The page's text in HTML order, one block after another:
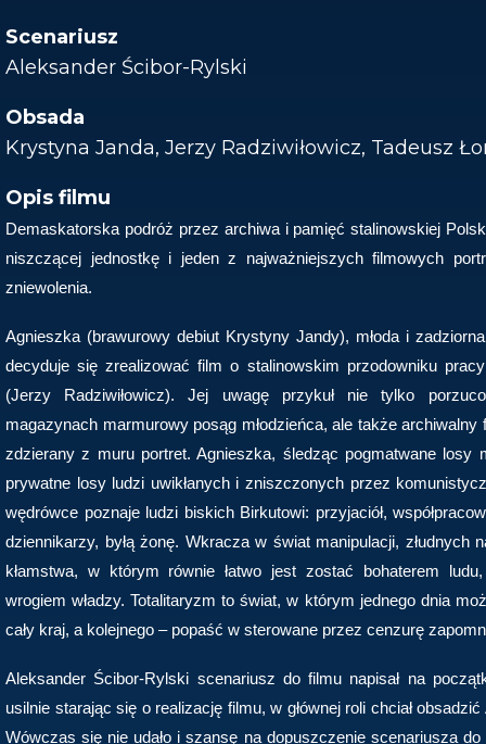
Scenariusz
Aleksander Ścibor-Rylski
Obsada
Krystyna Janda, Jerzy Radziwiłowicz, Tadeusz
Opis filmu
Demaskatorska podróż przez archiwa i pamięć stalinowskiej
niszczącej jednostkę i jeden z najważniejszych filmowych
zniewolenia.
Agnieszka (brawurowy debiut Krystyny Jandy), młoda i
decyduje się zrealizować film o stalinowskim przodowniku
(Jerzy Radziwiłowicz). Jej uwagę przykuł nie tylko
magazynach marmurowy posąg młodzieńca, ale także archiwalny
zdzierany z muru portret. Agnieszka, śledząc pogmatwane losy
prywatne losy ludzi uwikłanych i zniszczonych przez
wędrówce poznaje ludzi biskich Birkutowi: przyjaciół,
dziennikarzy, byłą żonę. Wkracza w świat manipulacji, złudnych
kłamstwa, w którym równie łatwo jest zostać bohaterem
wrogiem władzy. Totalitaryzm to świat, w którym jednego dnia
cały kraj, a kolejnego – popaść w sterowane przez cenzurę
Aleksander Ścibor-Rylski scenariusz do filmu napisał na
usilnie starając się o realizację filmu, w głównej roli chciał
Wówczas się nie udało i szansę na dopuszczenie scenariusza do